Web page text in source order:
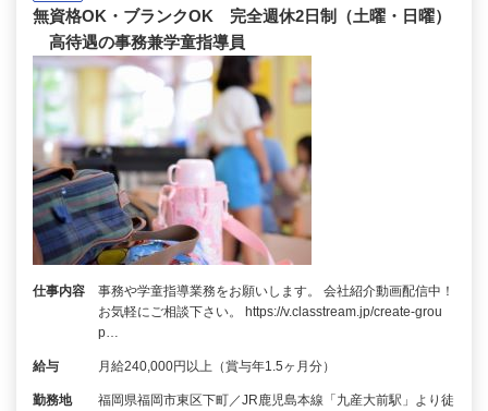
無資格OK・ブランクOK 完全週休2日制（土曜・日曜）
高待遇の事務兼学童指導員
仕事内容
事務や学童指導業務をお願いします。 会社紹介動画配信中！
お気軽にご相談下さい。 https://v.classtream.jp/create-grou
p…
給与 月給240,000円以上（賞与年1.5ヶ月分）
勤務地
福岡県福岡市東区下町／JR鹿児島本線「九産大前駅」より徒